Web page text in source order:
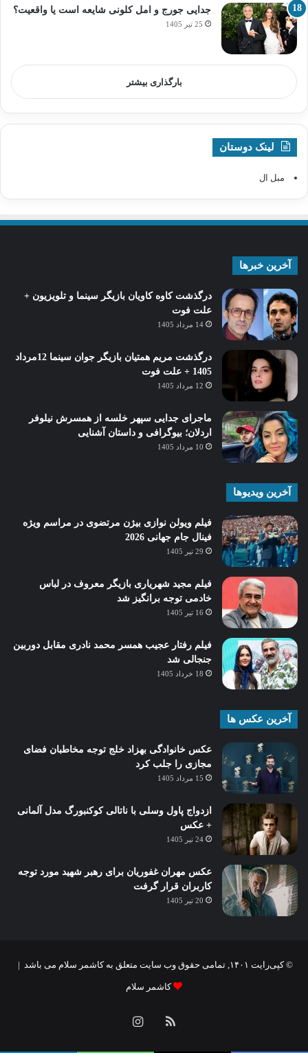
جدایی جورج و امل کلونی شایعه است یا واقعیت؟
25 تیر 1405
بارگذاری بیشتر
لینک دوستان
مبل ال
آخرین خبرها
درگذشت کاوه کاویان بازیگر سینما و تلویزیون +
علت فوت
14 مرداد 1405
درگذشت مریم همتیان بازیگر جوان سینما 12مرداد
1405 + علت فوت
12 مرداد 1405
ماجرای جدایی سپهر خلسه از همسرش نیلوفر
اردلان؛ بیوگرافی و داستان آشنایی
10 مرداد 1405
آخرین ویدیوها
فیلم ویولن نوازی بیژن مرتضوی در مراسم ویژه
فینال جام جهانی 2026
29 تیر 1405
فیلم مجید شهریاری بازیگر معروف در لباس
خادمی توجه برانگیز شد
16 تیر 1405
فیلم رفتار عجیب همسر محمد نادری مقابل دوربین
جنجالی شد
18 خرداد 1405
آخرین عکس ها
عکس خانوادگی بهزاد خلج توجه مخاطبان فضای
مجازی را جلب کرد
15 مرداد 1405
ازدواج پاول وسلی با ناتالی کوکنبورگ مدل آلمانی
+ عکس
24 تیر 1405
عکس مهران غفوریان برای رهبر شهید مورد توجه
کاربران قرار گرفت
20 تیر 1405
© کپی‌رایت ۱۴۰۱, تمامی حقوق وب سایت متعلق به کاشمر سلام می باشد |
کاشمر سلام
خوراکاینستاگرام